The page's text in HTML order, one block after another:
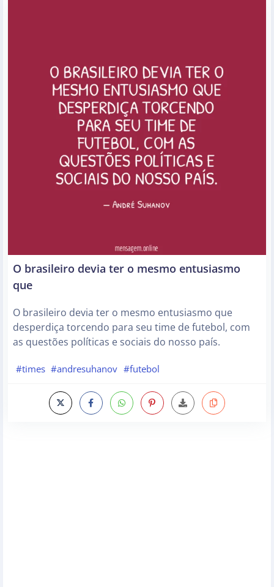
O brasileiro devia ter o mesmo entusiasmo
que
O brasileiro devia ter o mesmo entusiasmo que
desperdiça torcendo para seu time de futebol, com
as questões políticas e sociais do nosso país.
#times #andresuhanov #futebol